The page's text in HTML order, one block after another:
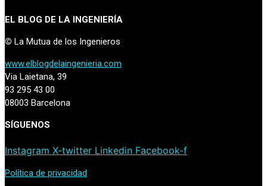
EL BLOG DE LA INGENIERÍA
© La Mutua de los Ingenieros
www.elblogdelaingenieria.com
Via Laietana, 39
93 295 43 00
08003 Barcelona
SÍGUENOS
Instagram X-twitter Linkedin Facebook-f
Política de privacidad